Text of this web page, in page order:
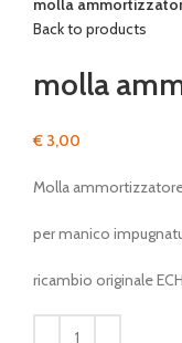
Back to products
molla
€ 3,00
Molla
per manico
ricambio originale